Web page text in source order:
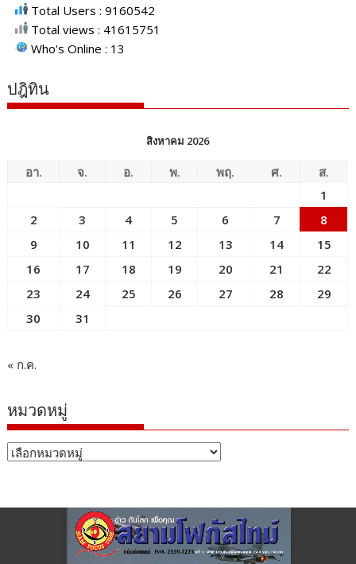
Total Users : 9160542
Total views : 41615751
Who's Online : 13
ปฎิทิน
สิงหาคม 2026
อา. จ. อ. พ. พฤ. ศ.
ส.
1
2
3 4 5 6 7
8
9
10 11 12 13 14
15
16
17 18 19 20 21
22
23
24 25 26 27 28
29
30
31
« ก.ค.
หมวดหมู่
หมวด